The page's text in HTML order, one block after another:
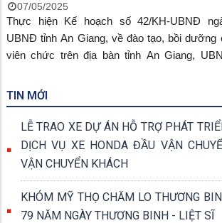
07/05/2025
Thực hiện Kế hoạch số 42/KH-UBNĐ
UBNĐ tỉnh An Giang, về đào tạo, bồi dưỡng
viên chức trên địa bàn tỉnh An Giang,
chức, viên chức trên địa bàn thành phố năm
TIN MỚI
LỄ TRAO XE DỰ ÁN HỖ TRỢ PHÁT
DỊCH VỤ XE HONDA ĐẦU VẬN
VẬN CHUYỂN KHÁCH
KHÓM MỸ THỌ CHĂM LO THƯƠNG
79 NĂM NGÀY THƯƠNG BINH - LIỆT SĨ